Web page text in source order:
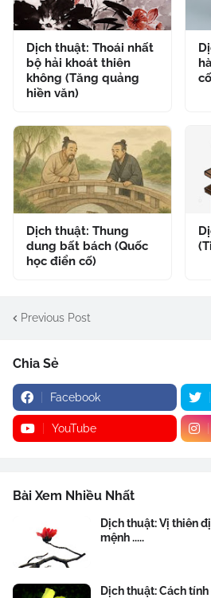
Dịch thuật: Thoái nhất
bộ hải khoát thiên
không (Tăng quảng
hiền văn)
Dịch thuật: Thung
dung bất bách (Quốc
học điển cố)
Previous Post
Chia Sẻ
Facebook
YouTube
Bài Xem Nhiều Nhất
Dịch thuật: Vị thiên
mệnh .....
Dịch thuật: Cách